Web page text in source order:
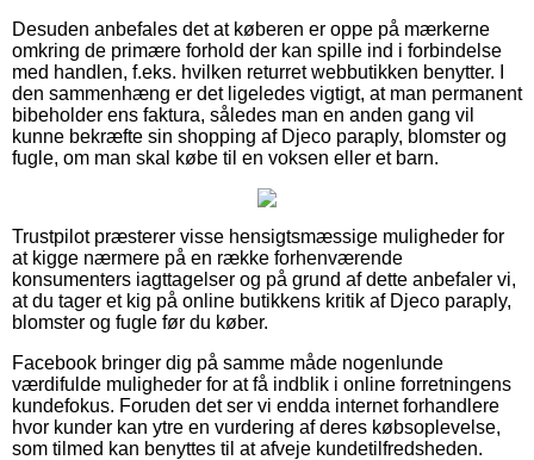
Desuden anbefales det at køberen er oppe på mærkerne
omkring de primære forhold der kan spille ind i forbindelse
med handlen, f.eks. hvilken returret webbutikken benytter. I
den sammenhæng er det ligeledes vigtigt, at man permanent
bibeholder ens faktura, således man en anden gang vil
kunne bekræfte sin shopping af Djeco paraply, blomster og
fugle, om man skal købe til en voksen eller et barn.
Trustpilot præsterer visse hensigtsmæssige muligheder for
at kigge nærmere på en række forhenværende
konsumenters iagttagelser og på grund af dette anbefaler vi,
at du tager et kig på online butikkens kritik af Djeco paraply,
blomster og fugle før du køber.
Facebook bringer dig på samme måde nogenlunde
værdifulde muligheder for at få indblik i online forretningens
kundefokus. Foruden det ser vi endda internet forhandlere
hvor kunder kan ytre en vurdering af deres købsoplevelse,
som tilmed kan benyttes til at afveje kundetilfredsheden.